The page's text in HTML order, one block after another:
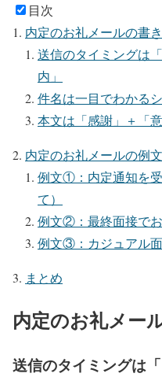
目次
内定のお礼メールの書
送信のタイミングは
内」
件名は一目でわかる
本文は「感謝」＋「
内定のお礼メールの例文
例文①：内定通知を
て）
例文②：最終面接で
例文③：カジュアル
まとめ
内定のお礼メー
送信のタイミングは